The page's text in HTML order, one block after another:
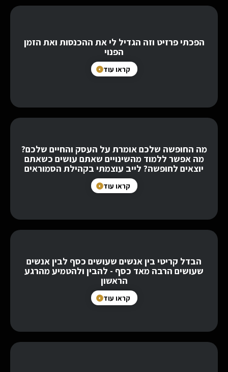
הפכתי פרזיט וזה הגדיל לי את ההכנסות ואת הזמן
הפנוי
קראו עוד
מה החופשה שלכם אומרת על העסק והחיים שלכם?
מה אפשר ללמוד מהשינויים שאתם עושים כשאתם
יוצאים לחופשה? לייב עוצמתי בקהילת הסמוראים
קראו עוד
הבדל קריטי בין אנשים שעושים כסף לבין אנשים
שעושים הרבה מאד כסף - להבין ולהטמיע מהרגע
הראשון
קראו עוד